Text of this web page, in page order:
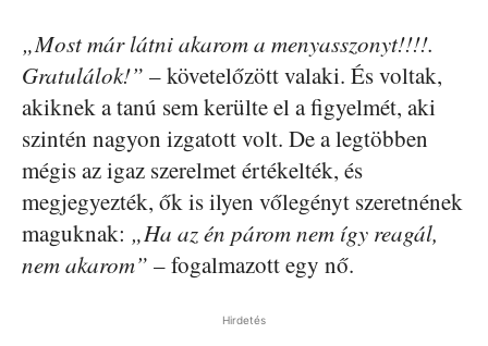
„Most már látni akarom a menyasszonyt!!!!.
Gratulálok!” – követelőzött valaki. És voltak,
akiknek a tanú sem kerülte el a figyelmét, aki
szintén nagyon izgatott volt. De a legtöbben
mégis az igaz szerelmet értékelték, és
megjegyezték, ők is ilyen vőlegényt szeretnének
maguknak: „Ha az én párom nem így reagál,
nem akarom” – fogalmazott egy nő.
Hirdetés